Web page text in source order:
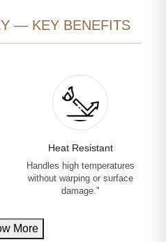
— KEY BENEFITS
Heat Resistant
Handles high temperatures
without warping or surface
damage."
More